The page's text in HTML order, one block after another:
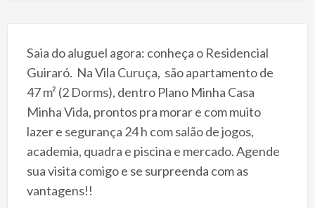
Saia do aluguel agora: conheça o Residencial
Guiraró. Na Vila Curuça, são apartamento de
47 m² (2 Dorms), dentro Plano Minha Casa
Minha Vida, prontos pra morar e com muito
lazer e segurança 24 h com salão de jogos,
academia, quadra e piscina e mercado. Agende
sua visita comigo e se surpreenda com as
vantagens!!